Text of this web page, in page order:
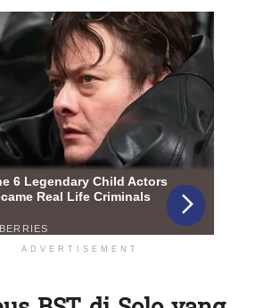
ADVERTISEMENT